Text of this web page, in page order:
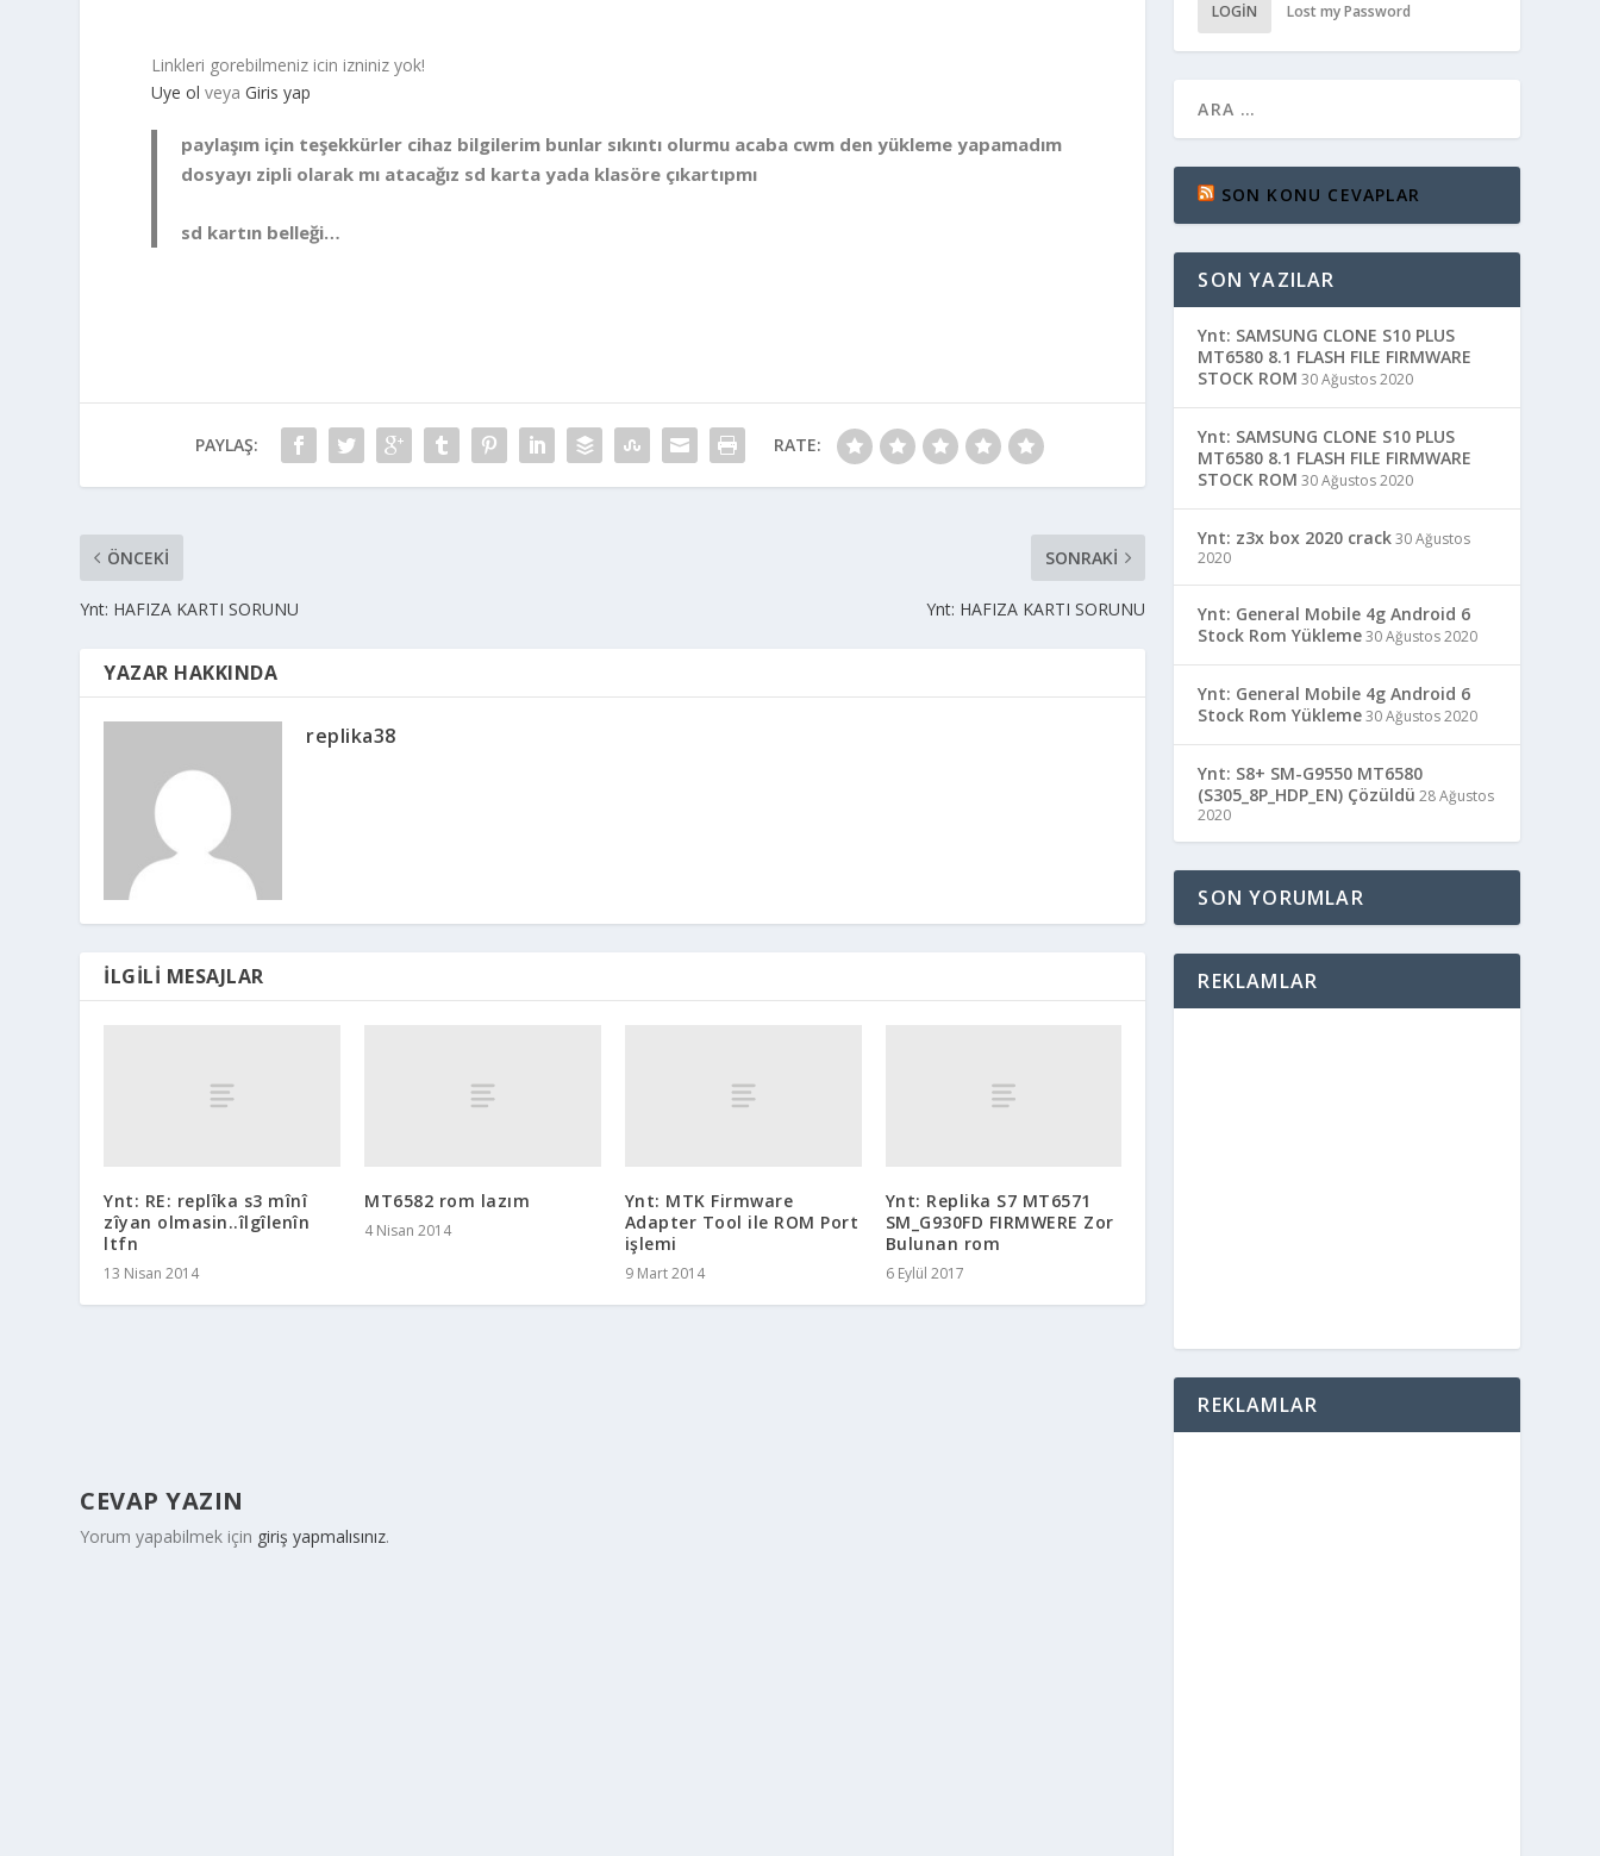
Linkleri gorebilmeniz icin izniniz yok!
Uye ol veyaGiris yap
paylaşım için teşekkürler cihaz bilgilerim bunlar sıkıntı olurmu acaba cwm den yükleme yapamadım
dosyayı zipli olarak mı atacağız sd karta yada klasöre çıkartıpmı
sd kartın belleği…
PAYLAŞ: RATE:
ÖNCEKI
Ynt: HAFIZA KARTI SORUNU
SONRAKI
Ynt: HAFIZA KARTI SORUNU
YAZAR HAKKINDA
replika38
İLGILI MESAJLAR
Ynt: RE: replîka s3 mînî
zîyan olmasin..îlgîlenîn
ltfn
13 Nisan 2014
MT6582 rom lazım
4 Nisan 2014
Ynt: MTK Firmware
Adapter Tool ile ROM Port
işlemi
9 Mart 2014
Ynt: Replika S7 MT6571
SM_G930FD FIRMWERE Zor
Bulunan rom
6 Eylül 2017
CEVAP YAZIN
Yorum yapabilmek için giriş yapmalısınız.
LOGIN Lost my Password
SON KONU CEVAPLAR
SON YAZILAR
Ynt: SAMSUNG CLONE S10 PLUS
MT6580 8.1 FLASH FILE FIRMWARE
STOCK ROM 30 Ağustos 2020
Ynt: SAMSUNG CLONE S10 PLUS
MT6580 8.1 FLASH FILE FIRMWARE
STOCK ROM 30 Ağustos 2020
Ynt: z3x box 2020 crack30 Ağustos
2020
Ynt: General Mobile 4g Android 6
Stock Rom Yükleme30 Ağustos 2020
Ynt: General Mobile 4g Android 6
Stock Rom Yükleme30 Ağustos 2020
Ynt: S8+ SM-G9550 MT6580
(S305_8P_HDP_EN) Çözüldü 28 Ağustos
2020
SON YORUMLAR
REKLAMLAR
REKLAMLAR